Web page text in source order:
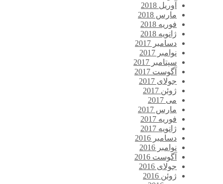
آوریل 2018
مارس 2018
فوریه 2018
ژانویه 2018
دسامبر 2017
نوامبر 2017
سپتامبر 2017
آگوست 2017
جولای 2017
ژوئن 2017
می 2017
مارس 2017
فوریه 2017
ژانویه 2017
دسامبر 2016
نوامبر 2016
آگوست 2016
جولای 2016
ژوئن 2016